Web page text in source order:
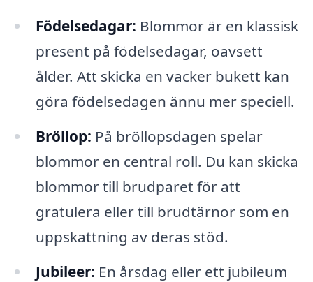
Födelsedagar: Blommor är en klassisk
present på födelsedagar, oavsett
ålder. Att skicka en vacker bukett kan
göra födelsedagen ännu mer speciell.
Bröllop: På bröllopsdagen spelar
blommor en central roll. Du kan skicka
blommor till brudparet för att
gratulera eller till brudtärnor som en
uppskattning av deras stöd.
Jubileer: En årsdag eller ett jubileum